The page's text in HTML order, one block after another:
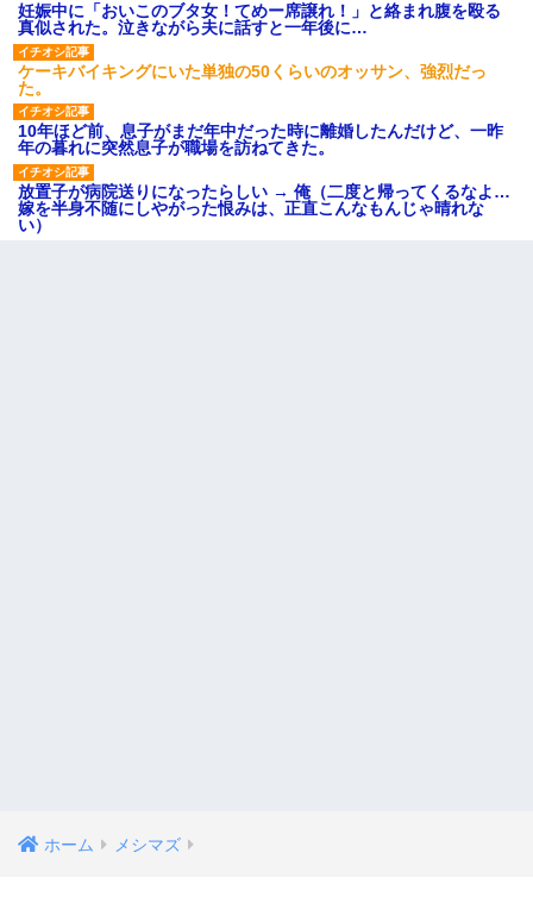
妊娠中に「おいこのブタ女！てめー席譲れ！」と絡まれ腹を殴る
真似された。泣きながら夫に話すと一年後に…
ケーキバイキングにいた単独の50くらいのオッサン、強烈だっ
た。
10年ほど前、息子がまだ年中だった時に離婚したんだけど、一昨
年の暮れに突然息子が職場を訪ねてきた。
放置子が病院送りになったらしい → 俺（二度と帰ってくるなよ…
嫁を半身不随にしやがった恨みは、正直こんなもんじゃ晴れな
い）
ホーム メシマズ